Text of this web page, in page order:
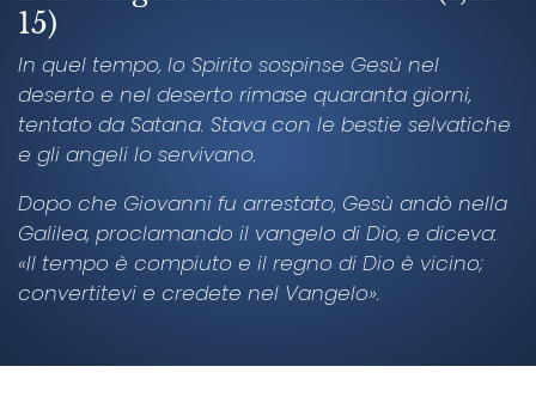
15)
In quel tempo, lo Spirito sospinse Gesù nel
deserto e nel deserto rimase quaranta giorni,
tentato da Satana. Stava con le bestie selvatiche
e gli angeli lo servivano.
Dopo che Giovanni fu arrestato, Gesù andò nella
Galilea, proclamando il vangelo di Dio, e diceva:
«Il tempo è compiuto e il regno di Dio è vicino;
convertitevi e credete nel Vangelo».